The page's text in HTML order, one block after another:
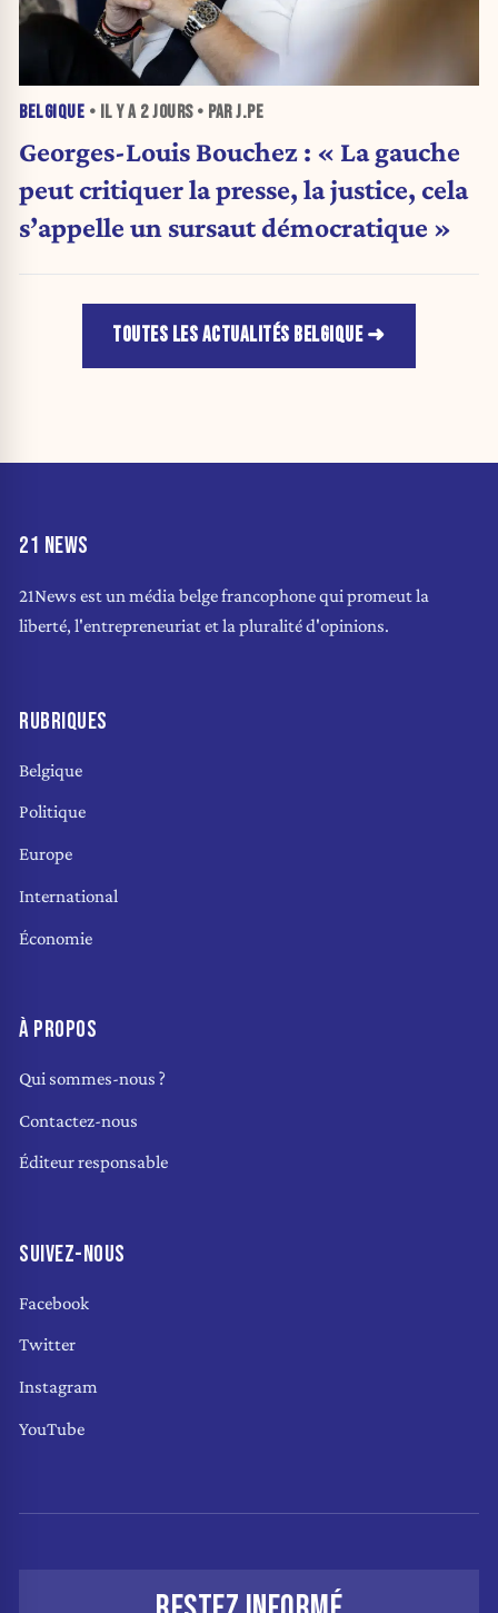
BELGIQUE • IL Y A 2 JOURS• PAR J.PE
Georges-Louis Bouchez : « La gauche
peut critiquer la presse, la justice, cela
s’appelle un sursaut démocratique »
TOUTES LES ACTUALITÉS BELGIQUE
21 NEWS
21News est un média belge francophone qui promeut la
liberté, l'entrepreneuriat et la pluralité d'opinions.
RUBRIQUES
Belgique
Politique
Europe
International
Économie
À PROPOS
Qui sommes-nous ?
Contactez-nous
Éditeur responsable
SUIVEZ-NOUS
Facebook
Twitter
Instagram
YouTube